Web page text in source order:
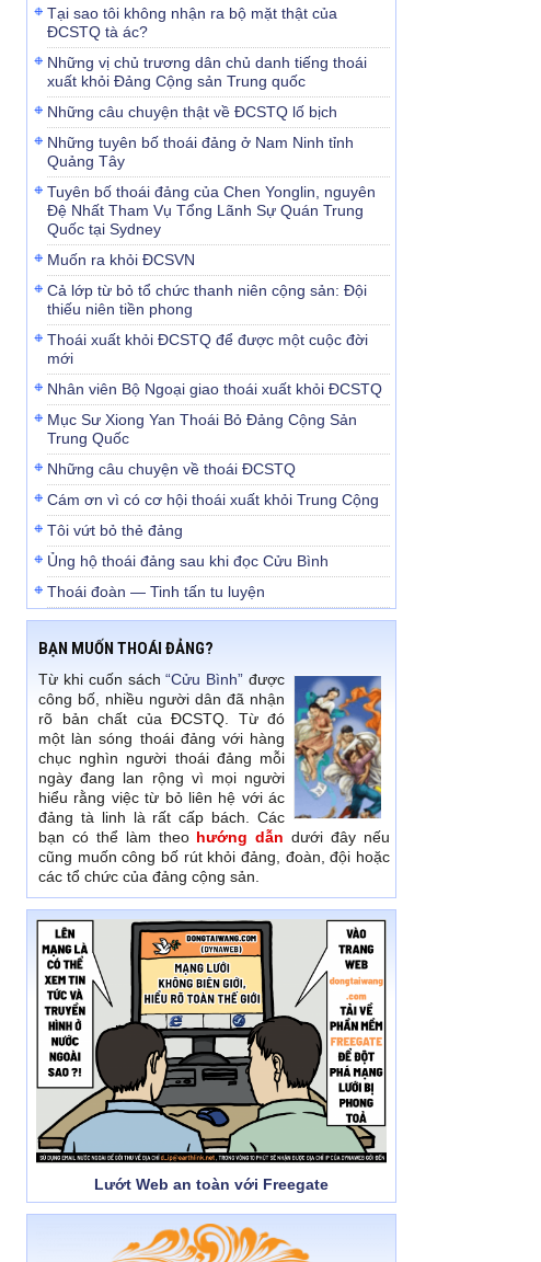
Tại sao tôi không nhận ra bộ mặt thật của
ĐCSTQ tà ác?
Những vị chủ trương dân chủ danh tiếng thoái
xuất khỏi Đảng Cộng sản Trung quốc
Những câu chuyện thật về ĐCSTQ lố bịch
Những tuyên bố thoái đảng ở Nam Ninh tỉnh
Quảng Tây
Tuyên bố thoái đảng của Chen Yonglin, nguyên
Đệ Nhất Tham Vụ Tổng Lãnh Sự Quán Trung
Quốc tại Sydney
Muốn ra khỏi ĐCSVN
Cả lớp từ bỏ tổ chức thanh niên cộng sản: Đội
thiếu niên tiền phong
Thoái xuất khỏi ĐCSTQ để được một cuộc đời
mới
Nhân viên Bộ Ngoại giao thoái xuất khỏi ĐCSTQ
Mục Sư Xiong Yan Thoái Bỏ Đảng Cộng Sản
Trung Quốc
Những câu chuyện về thoái ĐCSTQ
Cám ơn vì có cơ hội thoái xuất khỏi Trung Cộng
Tôi vứt bỏ thẻ đảng
Ủng hộ thoái đảng sau khi đọc Cửu Bình
Thoái đoàn — Tinh tấn tu luyện
BẠN MUỐN THOÁI ĐẢNG?
Từ khi cuốn sách“Cửu Bình” được
công bố, nhiều người dân đã nhận
rõ bản chất của ĐCSTQ. Từ đó
một làn sóng thoái đảng với hàng
chục nghìn người thoái đảng mỗi
ngày đang lan rộng vì mọi người
hiểu rằng việc từ bỏ liên hệ với ác
đảng tà linh là rất cấp bách. Các
bạn có thể làm theo hướng dẫn dưới đây nếu
cũng muốn công bố rút khỏi đảng, đoàn, đội hoặc
các tổ chức của đảng cộng sản.
Lướt Web an toàn với Freegate